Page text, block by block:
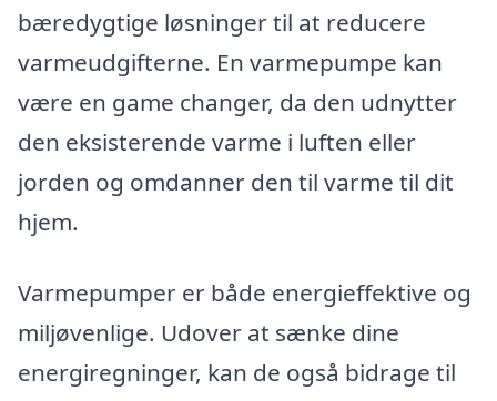
bæredygtige løsninger til at reducere
varmeudgifterne. En varmepumpe kan
være en game changer, da den udnytter
den eksisterende varme i luften eller
jorden og omdanner den til varme til dit
hjem.
Varmepumper er både energieffektive og
miljøvenlige. Udover at sænke dine
energiregninger, kan de også bidrage til